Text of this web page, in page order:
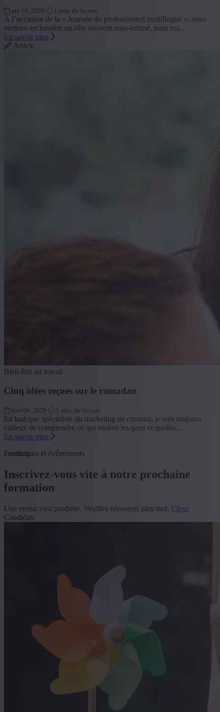
avr 16, 2026 1 min. de lecture
À l’occasion de la « Journée du professionnel multilingue », nous
mettons en lumière un rôle souvent sous-estimé, mais ess...
En savoir plus
Article
Bien-être au travail
Cinq idées reçues sur le ramadan
févr 09, 2026 1 min. de lecture
En tant que spécialiste du marketing de contenu, je suis toujours
curieux de comprendre ce qui motive les gens et quelles...
En savoir plus
Loading...
Formations et événements
Inscrivez-vous vite à notre prochaine
formation
Une erreur s'est produite. Veuillez réessayer plus tard. Close
Candidats